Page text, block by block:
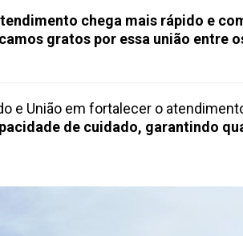
chega mais rápido e
gratos por essa união entre
e União em fortalecer o
de cuidado, garantindo